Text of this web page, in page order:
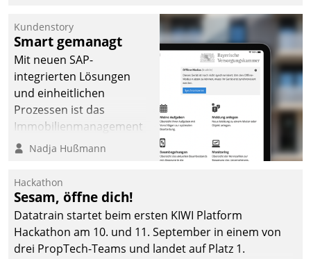
Kundenstory
Smart gemanagt
Mit neuen SAP-
integrierten Lösungen
und einheitlichen
Prozessen ist das
Immobilienmanagement
der Bayerischen
Ressort Kapitalanlage für
künftige Aufgaben und
Herausforderungen
gerüstet.
Nadja Hußmann
Hackathon
Sesam, öffne dich!
Datatrain startet beim ersten KIWI Platform
Hackathon am 10. und 11. September in einem von
drei PropTech-Teams und landet auf Platz 1.